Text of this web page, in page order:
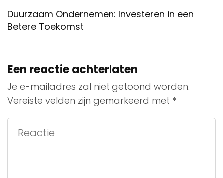
Duurzaam Ondernemen: Investeren in een
Betere Toekomst
Een reactie achterlaten
Je e-mailadres zal niet getoond worden.
Vereiste velden zijn gemarkeerd met *